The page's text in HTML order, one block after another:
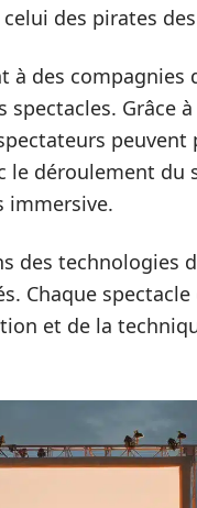
des pirates des
à des compagnies
Grâce
déroulement du
immersive.
des technologies
Chaque
et de la